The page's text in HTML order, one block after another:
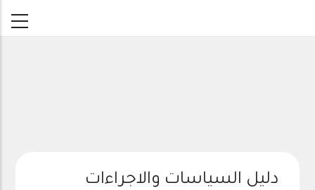
دليل السياسات والاجراءات